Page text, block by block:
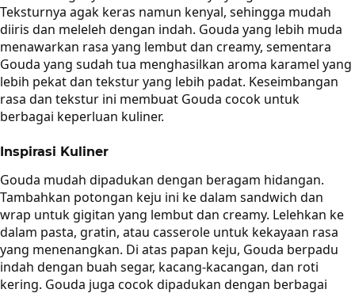
Teksturnya agak keras namun kenyal, sehingga mudah
diiris dan meleleh dengan indah. Gouda yang lebih muda
menawarkan rasa yang lembut dan creamy, sementara
Gouda yang sudah tua menghasilkan aroma karamel yang
lebih pekat dan tekstur yang lebih padat. Keseimbangan
rasa dan tekstur ini membuat Gouda cocok untuk
berbagai keperluan kuliner.
Inspirasi Kuliner
Gouda mudah dipadukan dengan beragam hidangan.
Tambahkan potongan keju ini ke dalam sandwich dan
wrap untuk gigitan yang lembut dan creamy. Lelehkan ke
dalam pasta, gratin, atau casserole untuk kekayaan rasa
yang menenangkan. Di atas papan keju, Gouda berpadu
indah dengan buah segar, kacang-kacangan, dan roti
kering. Gouda juga cocok dipadukan dengan berbagai